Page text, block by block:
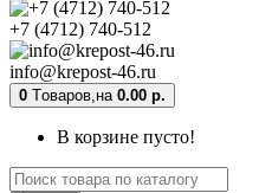
+7 (4712) 740-512
info@krepost-46.ru
0 Tоваров, на 0.00 р.
В корзине пусто!